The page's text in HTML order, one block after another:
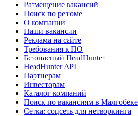
Размещение вакансий
Поиск по резюме
О компании
Наши вакансии
Реклама на сайте
Требования к ПО
Безопасный HeadHunter
HeadHunter API
Партнерам
Инвесторам
Каталог компаний
Поиск по вакансиям в Малгобеке
Сетка: соцсеть для нетворкинга